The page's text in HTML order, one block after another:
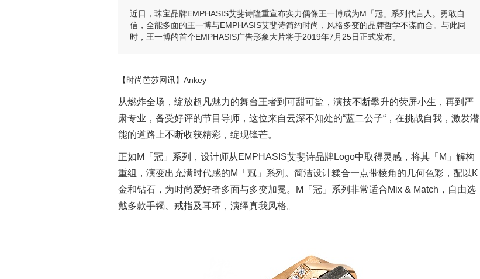
近日，珠宝品牌EMPHASIS艾斐诗隆重宣布实力偶像王一博成为M「冠」系列代言人。勇敢自
信，全能多面的王一博与EMPHASIS艾斐诗简约时尚，风格多变的品牌哲学不谋而合。与此同
时，王一博的首个EMPHASIS广告形象大片将于2019年7月25日正式发布。
【时尚芭莎网讯】Ankey
从燃炸全场，绽放超凡魅力的舞台王者到可甜可盐，演技不断攀升的荧屏小生，再到严
肃专业，备受好评的节目导师，这位来自云深不知处的“蓝二公子“，在挑战自我，激发潜
能的道路上不断收获精彩，绽现锋芒。
正如M「冠」系列，设计师从EMPHASIS艾斐诗品牌Logo中取得灵感，将其「M」解构
重组，演变出充满时代感的M「冠」系列。简洁设计糅合一点带棱角的几何色彩，配以K
金和钻石，为时尚爱好者多面与多变加冕。M「冠」系列非常适合Mix & Match，自由选
戴多款手镯、戒指及耳环，演绎真我风格。